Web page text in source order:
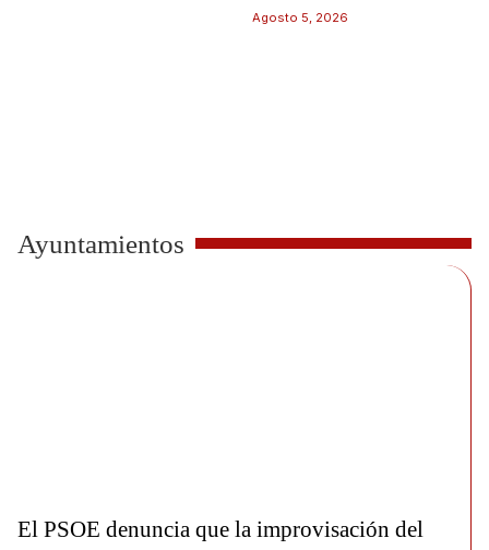
Agosto 5, 2026
Ayuntamientos
El PSOE denuncia que la improvisación del